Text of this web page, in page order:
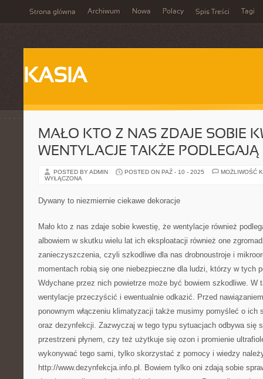
Strona główna Archiwum Nowa Polacy Spis Treści Tagi
KASIA
MAŁO KTO Z NAS ZDAJE SOBIE
WENTYLACJE TAKŻE PODLEGAJĄ
POSTED BY ADMIN POSTED ON PAŹ - 10 - 2025
MOŻLIWOŚĆ
WYŁĄCZONA
Dywany to niezmiernie ciekawe dekoracje
Mało kto z nas zdaje sobie kwestię, że wentylacje również
albowiem w skutku wielu lat ich eksploatacji również one
zanieczyszczenia, czyli szkodliwe dla nas drobnoustroje i
momentach robią się one niebezpieczne dla ludzi, którzy w tych
Wdychane przez nich powietrze może być bowiem szkodliwe. W
wentylacje przeczyścić i ewentualnie odkazić. Przed
ponownym włączeniu klimatyzacji także musimy pomyśleć o ich
oraz dezynfekcji. Zazwyczaj w tego typu sytuacjach odbywa się
przestrzeni płynem, czy też użytkuje się ozon i promienie
wykonywać tego sami, tylko skorzystać z pomocy i wiedzy
http://www.dezynfekcja.info.pl. Bowiem tylko oni zdają sobie